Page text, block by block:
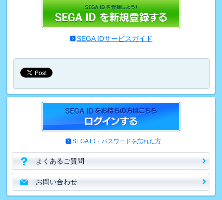
SEGA IDサービスガイド
SEGA ID・パスワードを忘れた方
よくあるご質問
お問い合わせ